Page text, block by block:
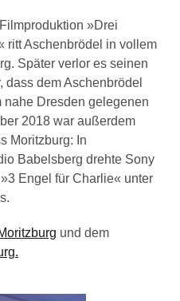
»Drei
ritt Aschenbrödel in vollem
Später verlor es seinen
dass dem Aschenbrödel
Dresden gelegenen
2018 war außerdem
Moritzburg: In
Babelsberg drehte Sony
Engel für Charlie« unter
und dem